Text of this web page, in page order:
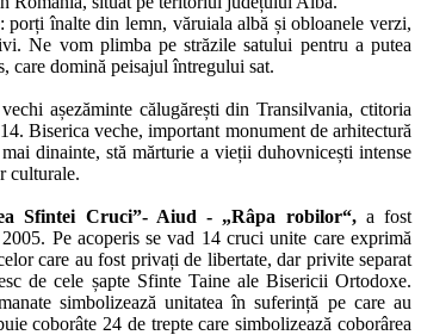
porți înalte din lemn, văruiala albă și obloanele verzi,
Ne vom plimba pe străzile satului pentru a putea
care domină peisajul întregului sat.
așezăminte călugărești din Transilvania, ctitoria
Biserica veche, important monument de arhitectură
dinainte, stă mărturie a vieții duhovnicești intense
culturale.
Sfintei Cruci”- Aiud - „Râpa robilor“,a fost
Pe acoperis se vad 14 cruci unite care exprimă
care au fost privați de libertate, dar privite separat
de cele șapte Sfinte Taine ale Bisericii Ortodoxe.
simbolizează unitatea în suferință pe care au
coborâte 24 de trepte care simbolizează coborârea